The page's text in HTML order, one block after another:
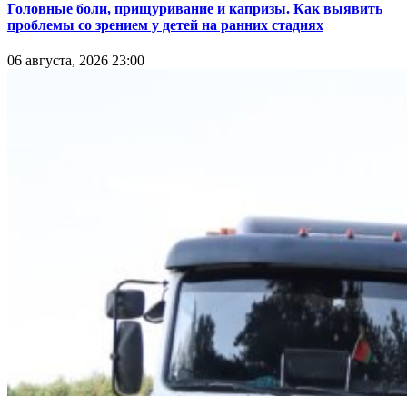
Головные боли, прищуривание и капризы. Как выявить
проблемы со зрением у детей на ранних стадиях
06 августа, 2026 23:00